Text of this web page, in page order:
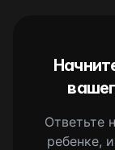
Ответьте
ребенке,